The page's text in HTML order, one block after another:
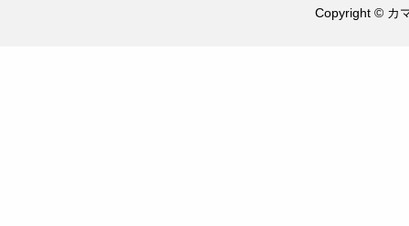
Copyright © カ